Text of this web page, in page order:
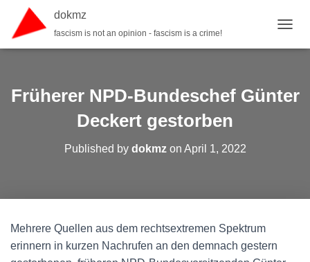
dokmz
fascism is not an opinion - fascism is a crime!
Früherer NPD-Bundeschef Günter
Deckert gestorben
Published by dokmzon April 1, 2022
Mehrere Quellen aus dem rechtsextremen Spektrum
erinnern in kurzen Nachrufen an den demnach gestern